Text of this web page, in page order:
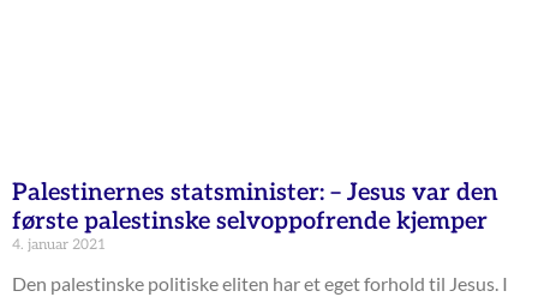
Palestinernes statsminister: – Jesus var den
første palestinske selvoppofrende kjemper
4. januar 2021
Den palestinske politiske eliten har et eget forhold til Jesus. I